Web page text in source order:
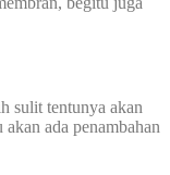
sulit tentunya akan
ada penambahan